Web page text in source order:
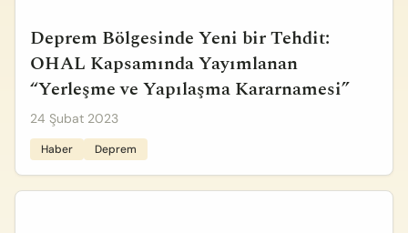
Deprem Bölgesinde Yeni bir Tehdit:
OHAL Kapsamında Yayımlanan
“Yerleşme ve Yapılaşma Kararnamesi”
24 Şubat 2023
Haber Deprem